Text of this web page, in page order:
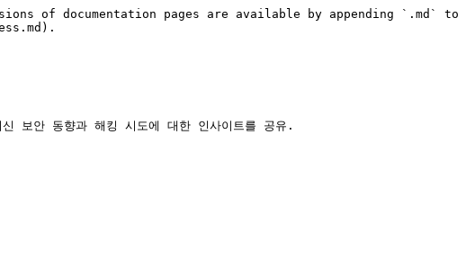
of documentation pages are available by appending `.md` to
보안 동향과 해킹 시도에 대한 인사이트를 공유.